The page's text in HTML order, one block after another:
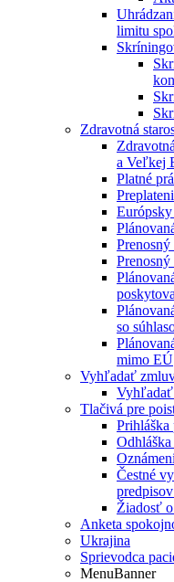
limitu
Zdravotná
a Veľkej
Platné
Európsky
so
mimo EÚ
Vyhľadať
Vyhľadať
Tlačivá pre
Prihláška
Odhláška
Čestné
Žiadosť
Anketa
Ukrajina
Sprievodca
MenuBanner